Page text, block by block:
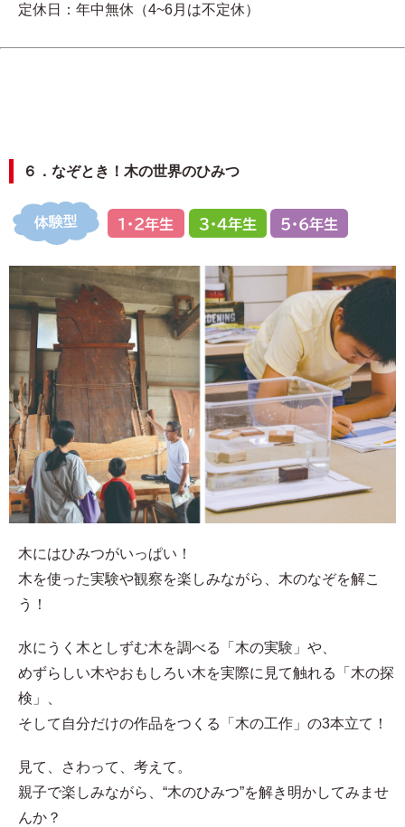
定休日：年中無休（4~6月は不定休）
６．なぞとき！木の世界のひみつ
木にはひみつがいっぱい！
木を使った実験や観察を楽しみながら、木のなぞを解こ
う！
水にうく木としずむ木を調べる「木の実験」や、
めずらしい木やおもしろい木を実際に見て触れる「木の探
検」、
そして自分だけの作品をつくる「木の工作」の3本立て！
見て、さわって、考えて。
親子で楽しみながら、“木のひみつ”を解き明かしてみませ
んか？